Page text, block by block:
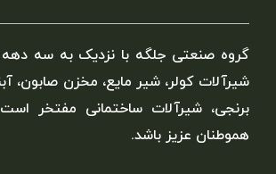
گروه صنعتی جلگه با نزدیک به سه دهه
شیرآلات کولر، شیر مایع، مخزن صابون،
برنجی، شیرآلات ساختمانی مفتخر
هموطنان عزیز باشد.